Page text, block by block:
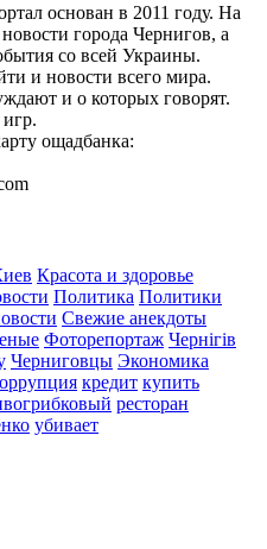
основан в 2011 году. На
города Чернигов, а
со всей Украины.
и новости всего мира.
и о которых говорят.
ощадбанка:
Красота и здоровье
Политика Политики
Свежие анекдоты
Фоторепортаж Чернігів
Черниговцы Экономика
кредит купить
ресторан
убивает